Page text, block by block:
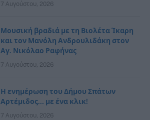
7 Αυγούστου, 2026
Μουσική βραδιά με τη Βιολέτα Ίκαρη
και τον Μανόλη Ανδρουλιδάκη στον
Αγ. Νικόλαο Ραφήνας
7 Αυγούστου, 2026
Η ενημέρωση του Δήμου Σπάτων
Αρτέμιδος… με ένα κλικ!
7 Αυγούστου, 2026